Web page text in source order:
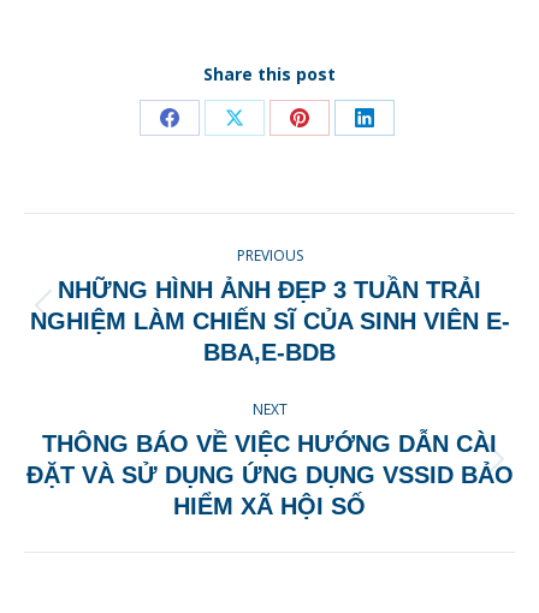
Share this post
Share Share Share Share
NAVIGATION
PREVIOUS
Previous
post:
NHỮNG HÌNH ẢNH ĐẸP 3 TUẦN TRẢI
NGHIỆM LÀM CHIẾN SĨ CỦA SINH VIÊN E-
BBA,E-BDB
NEXT
Next
post:
THÔNG BÁO VỀ VIỆC HƯỚNG DẪN CÀI
ĐẶT VÀ SỬ DỤNG ỨNG DỤNG VSSID BẢO
HIỂM XÃ HỘI SỐ